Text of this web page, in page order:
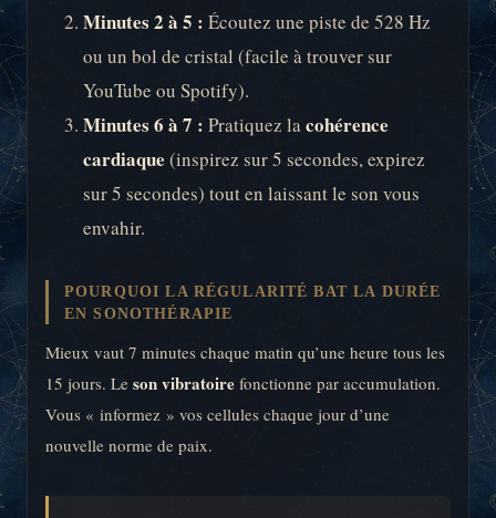
Minutes 2 à 5 : Écoutez une piste de 528 Hz
ou un bol de cristal (facile à trouver sur
YouTube ou Spotify).
Minutes 6 à 7 : Pratiquez lacohérence
cardiaque (inspirez sur 5 secondes, expirez
sur 5 secondes) tout en laissant le son vous
envahir.
POURQUOI LA RÉGULARITÉ BAT LA DURÉE
EN SONOTHÉRAPIE
Mieux vaut 7 minutes chaque matin qu’une heure tous les
15 jours. Le son vibratoire fonctionne par accumulation.
Vous « informez » vos cellules chaque jour d’une
nouvelle norme de paix.